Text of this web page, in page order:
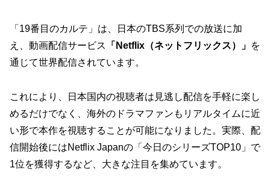
「19番目のカルテ」は、日本のTBS系列での放送に加
え、動画配信サービス
「Netflix（ネットフリックス）」 を
通じて世界配信されています。
これにより、日本国内の視聴者は見逃し配信を手軽に楽し
めるだけでなく、海外のドラマファンもリアルタイムに近
い形で本作を視聴することが可能になりました。実際、配
信開始後にはNetflix Japanの「今日のシリーズTOP10」で
1位を獲得するなど、大きな注目を集めています。